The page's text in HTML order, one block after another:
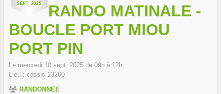
SEPT. 2025
RANDO MATINALE -
BOUCLE PORT MIOU
PORT PIN
Le mercredi 10 sept. 2025 de 09h à 12h
Lieu : cassis 13260
RANDONNEE